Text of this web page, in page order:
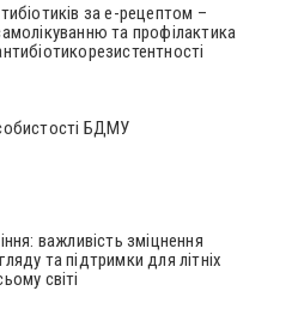
за е-рецептом –
та профілактика
БДМУ
важливість зміцнення
та підтримки для літніх
світі